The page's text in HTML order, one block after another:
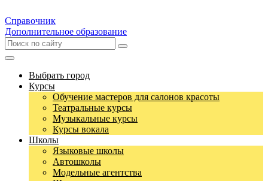
Справочник
Дополнительное образование
Выбрать город
Курсы
Обучение мастеров для салонов красоты
Театральные курсы
Музыкальные курсы
Курсы вокала
Школы
Языковые школы
Автошколы
Модельные агентства